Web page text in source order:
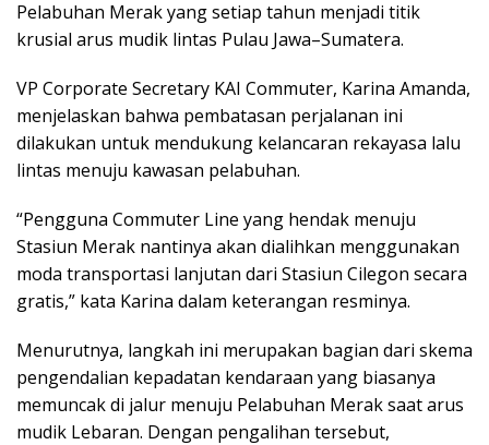
Pelabuhan Merak yang setiap tahun menjadi titik
krusial arus mudik lintas Pulau Jawa–Sumatera.
VP Corporate Secretary KAI Commuter, Karina Amanda,
menjelaskan bahwa pembatasan perjalanan ini
dilakukan untuk mendukung kelancaran rekayasa lalu
lintas menuju kawasan pelabuhan.
“Pengguna Commuter Line yang hendak menuju
Stasiun Merak nantinya akan dialihkan menggunakan
moda transportasi lanjutan dari Stasiun Cilegon secara
gratis,” kata Karina dalam keterangan resminya.
Menurutnya, langkah ini merupakan bagian dari skema
pengendalian kepadatan kendaraan yang biasanya
memuncak di jalur menuju Pelabuhan Merak saat arus
mudik Lebaran. Dengan pengalihan tersebut,